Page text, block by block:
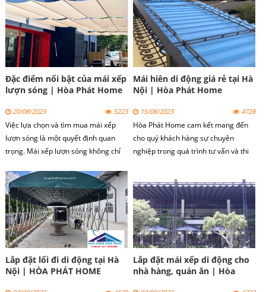
Đặc điểm nổi bật của mái xếp
lượn sóng | Hòa Phát Home
20/08/2023 5223
Việc lựa chọn và tìm mua mái xếp
lượn sóng là một quyết định quan
trọng. Mái xếp lượn sóng không chỉ
mưa mà còn tăng tính thẩm mỹ và
tiện ích cho không gian sống ngoài
trời.
Mái hiên di động giá rẻ tại Hà
Nội | Hòa Phát Home
15/08/2023 4728
Hòa Phát Home cam kết mang đến
cho quý khách hàng sự chuyên
nghiệp trong quá trình tư vấn và thi
Lắp đặt lối đi di động tại Hà
Nội | HÒA PHÁT HOME
Lắp đặt mái xếp di động cho
nhà hàng, quán ăn | Hòa